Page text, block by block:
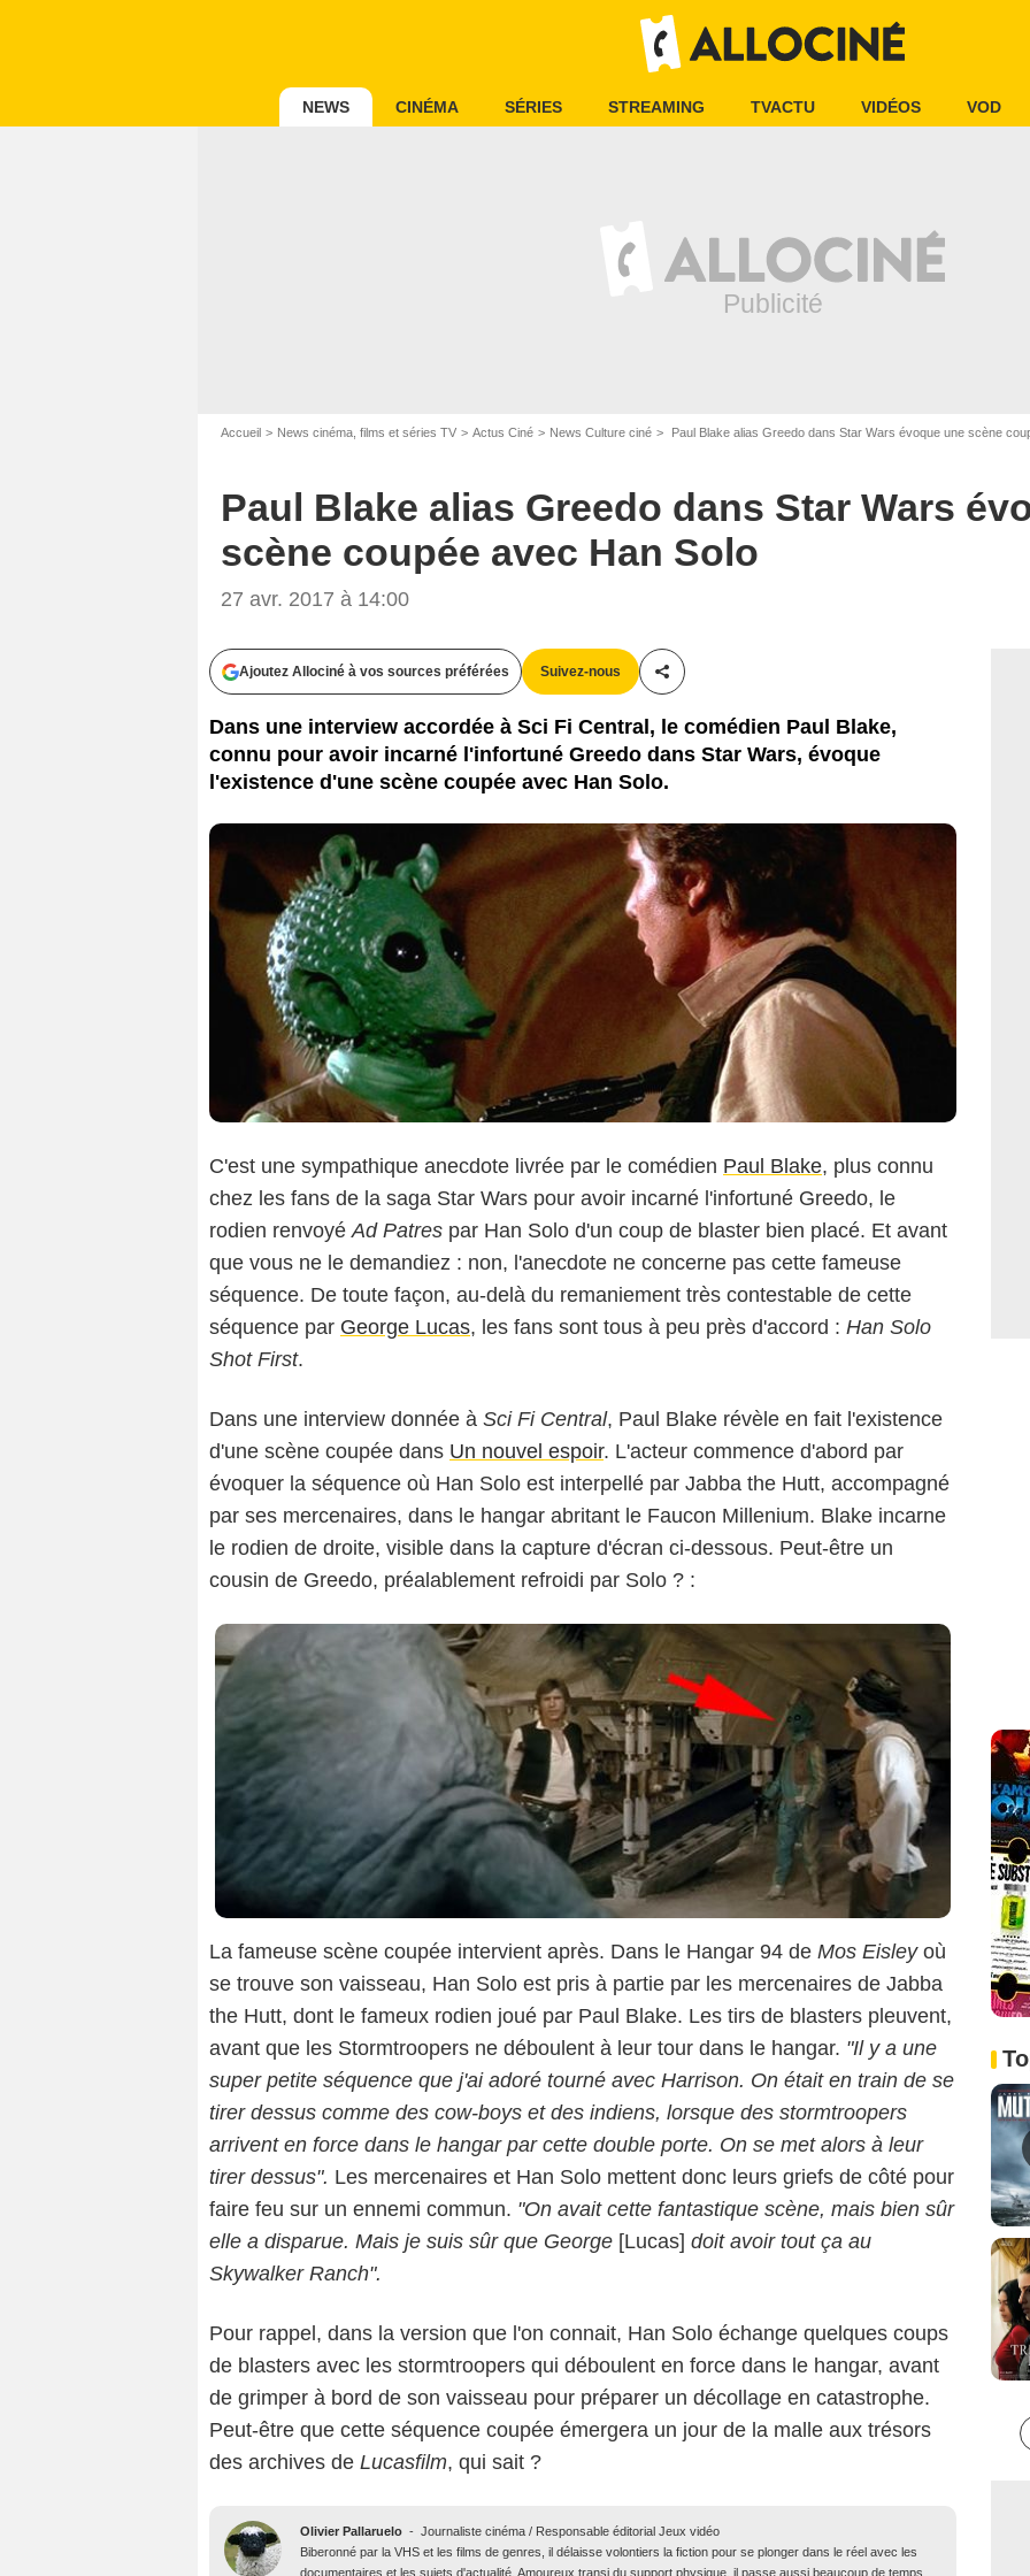
NEWS CINÉMA SÉRIES STREAMING TVACTU VIDÉOS VOD
Accueil News cinéma, films et séries TV Actus Ciné News Culture ciné Paul Blake alias Greedo dans Star Wars évoque une scène
Paul Blake alias Greedo dans Star Wars
scène coupée avec Han Solo
27 avr. 2017 à 14:00
Ajoutez Allociné à vos sources préférées Suivez-nous
Partager cet article
Dans une interview accordée à Sci Fi Central, le comédien Paul Blake,
connu pour avoir incarné l'infortuné Greedo dans Star Wars, évoque
l'existence d'une scène coupée avec Han Solo.
C'est une sympathique anecdote livrée par le comédien Paul Blake, plus connu
chez les fans de la saga Star Wars pour avoir incarné l'infortuné Greedo, le
rodien renvoyé Ad Patres par Han Solo d'un coup de blaster bien placé. Et avant
que vous ne le demandiez : non, l'anecdote ne concerne pas cette fameuse
séquence. De toute façon, au-delà du remaniement très contestable de cette
séquence par George Lucas, les fans sont tous à peu près d'accord : Han Solo
Shot First.
Dans une interview donnée à Sci Fi Central, Paul Blake révèle en fait l'existence
d'une scène coupée dans Un nouvel espoir. L'acteur commence d'abord par
évoquer la séquence où Han Solo est interpellé par Jabba the Hutt, accompagné
par ses mercenaires, dans le hangar abritant le Faucon Millenium. Blake incarne
le rodien de droite, visible dans la capture d'écran ci-dessous. Peut-être un
cousin de Greedo, préalablement refroidi par Solo ? :
La fameuse scène coupée intervient après. Dans le Hangar 94 de Mos Eisleyoù
se trouve son vaisseau, Han Solo est pris à partie par les mercenaires de Jabba
the Hutt, dont le fameux rodien joué par Paul Blake. Les tirs de blasters pleuvent,
avant que les Stormtroopers ne déboulent à leur tour dans le hangar. "Il y a une
super petite séquence que j'ai adoré tourné avec Harrison. On était en train de se
tirer dessus comme des cow-boys et des indiens, lorsque des stormtroopers
arrivent en force dans le hangar par cette double porte. On se met alors à leur
tirer dessus". Les mercenaires et Han Solo mettent donc leurs griefs de côté pour
faire feu sur un ennemi commun. "On avait cette fantastique scène, mais bien sûr
elle a disparue. Mais je suis sûr que George [Lucas] doit avoir tout ça au
Skywalker Ranch".
Pour rappel, dans la version que l'on connait, Han Solo échange quelques coups
de blasters avec les stormtroopers qui déboulent en force dans le hangar, avant
de grimper à bord de son vaisseau pour préparer un décollage en catastrophe.
Peut-être que cette séquence coupée émergera un jour de la malle aux trésors
des archives de Lucasfilm, qui sait ?
Olivier Pallaruelo - Journaliste cinéma / Responsable éditorial Jeux vidéo
Biberonné par la VHS et les films de genres, il délaisse volontiers la fiction pour se plonger dans le réel avec les
documentaires et les sujets d'actualité. Amoureux transi du support physique, il passe aussi beaucoup de temps